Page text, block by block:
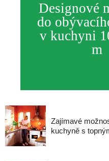
Designové
do
v kuchyni
m
Zajímavé
kuchyně s